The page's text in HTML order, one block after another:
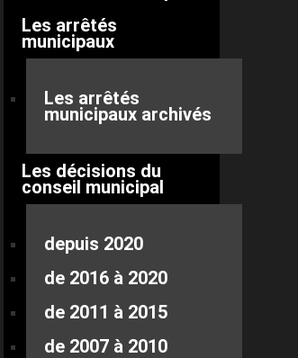
Les arrêtés
municipaux
Les arrêtés
municipaux archivés
Les décisions du
conseil municipal
depuis 2020
de 2016 à 2020
de 2011 à 2015
de 2007 à 2010